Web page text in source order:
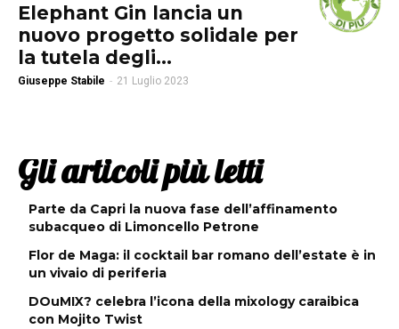
Elephant Gin lancia un
nuovo progetto solidale per
la tutela degli...
Giuseppe Stabile - 21 Luglio 2023
Gli articoli più letti
Parte da Capri la nuova fase dell’affinamento
subacqueo di Limoncello Petrone
Flor de Maga: il cocktail bar romano dell’estate è in
un vivaio di periferia
DOuMIX? celebra l’icona della mixology caraibica
con Mojito Twist